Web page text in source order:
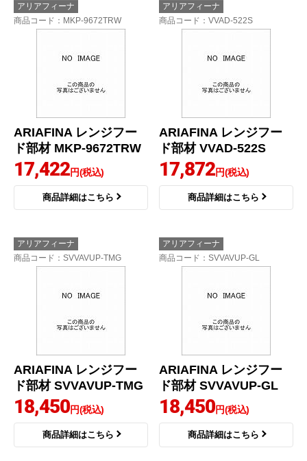
アリアフィーナ
商品コード ：MKP-9672TRW
ARIAFINA レンジフー
ド部材 MKP-9672TRW
17,422円(税込)
商品詳細はこちら
アリアフィーナ
商品コード ：VVAD-522S
ARIAFINA レンジフー
ド部材 VVAD-522S
17,872円(税込)
商品詳細はこちら
アリアフィーナ
商品コード ：SVVAVUP-TMG
ARIAFINA レンジフー
ド部材 SVVAVUP-TMG
18,450円(税込)
商品詳細はこちら
アリアフィーナ
商品コード ：SVVAVUP-GL
ARIAFINA レンジフー
ド部材 SVVAVUP-GL
18,450円(税込)
商品詳細はこちら